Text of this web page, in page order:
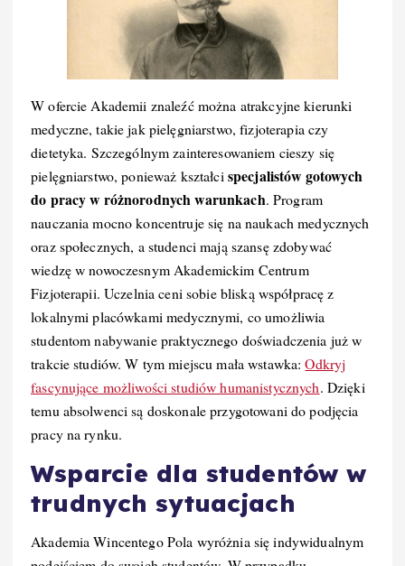
W ofercie Akademii znaleźć można atrakcyjne kierunki
medyczne, takie jak pielęgniarstwo, fizjoterapia czy
dietetyka. Szczególnym zainteresowaniem cieszy się
pielęgniarstwo, ponieważ kształcispecjalistów gotowych
do pracy w różnorodnych warunkach. Program
nauczania mocno koncentruje się na naukach medycznych
oraz społecznych, a studenci mają szansę zdobywać
wiedzę w nowoczesnym Akademickim Centrum
Fizjoterapii. Uczelnia ceni sobie bliską współpracę z
lokalnymi placówkami medycznymi, co umożliwia
studentom nabywanie praktycznego doświadczenia już w
trakcie studiów. W tym miejscu mała wstawka:Odkryj
fascynujące możliwości studiów humanistycznych. Dzięki
temu absolwenci są doskonale przygotowani do podjęcia
pracy na rynku.
Wsparcie dla studentów w
trudnych sytuacjach
Akademia Wincentego Pola wyróżnia się indywidualnym